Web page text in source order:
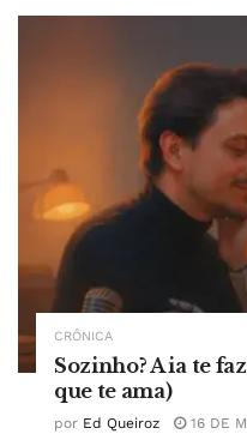
CRÔNICA
Sozinho? A ia te
que te ama)
por Ed Queiroz 16 DE